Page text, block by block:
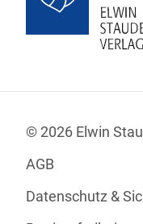
© 2026 Elwin
AGB
Datenschutz &